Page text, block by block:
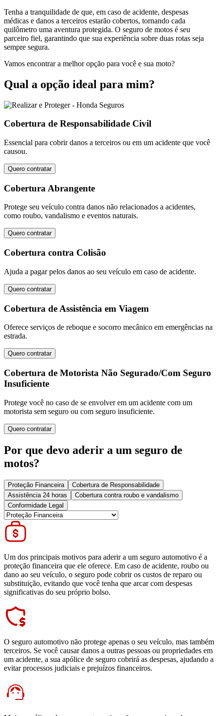
Tenha a tranquilidade de que, em caso de acidente, despesas
médicas e danos a terceiros estarão cobertos, tornando cada
quilômetro uma aventura protegida. O seguro de motos é seu
parceiro fiel, garantindo que sua experiência sobre duas rotas seja
sempre segura.
Vamos encontrar a melhor opção para você e sua moto?
Qual a opção ideal para mim?
Cobertura de Responsabilidade Civil
Essencial para cobrir danos a terceiros ou em um acidente que você
causou.
Quero contratar
Cobertura Abrangente
Protege seu veículo contra danos não relacionados a acidentes,
como roubo, vandalismo e eventos naturais.
Quero contratar
Cobertura contra Colisão
Ajuda a pagar pelos danos ao seu veículo em caso de acidente.
Quero contratar
Cobertura de Assistência em Viagem
Oferece serviços de reboque e socorro mecânico em emergências na
estrada.
Quero contratar
Cobertura de Motorista Não Segurado/Com Seguro
Insuficiente
Protege você no caso de se envolver em um acidente com um
motorista sem seguro ou com seguro insuficiente.
Quero contratar
Por que devo aderir a um seguro de
motos?
Proteção Financeira
Cobertura de Responsabilidade
Assistência 24 horas
Cobertura contra roubo e vandalismo
Conformidade Legal
Um dos principais motivos para aderir a um seguro automotivo é a
proteção financeira que ele oferece. Em caso de acidente, roubo ou
dano ao seu veículo, o seguro pode cobrir os custos de reparo ou
substituição, evitando que você tenha que arcar com despesas
significativas do seu próprio bolso.
O seguro automotivo não protege apenas o seu veículo, mas também
terceiros. Se você causar danos a outras pessoas ou propriedades em
um acidente, a sua apólice de seguro cobrirá as despesas, ajudando a
evitar processos judiciais e prejuízos financeiros.